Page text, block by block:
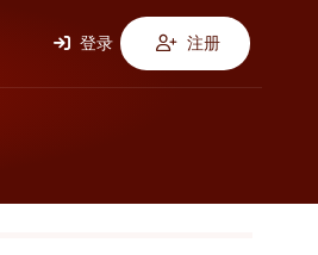
登录 注册